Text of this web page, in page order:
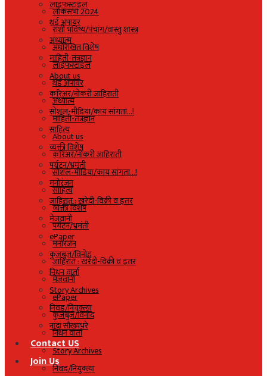
लाइफस्टाइल
थर्ड अंपायर
अध्यात्म
माहिती-तंत्रज्ञान
About us
करिअर/नोकरी जाहिराती
सोशल-मीडिया/काय सांगता…!
साहित्य
व्यक्ती विशेष
पर्यटन/भ्रमंती
मनोरंजन
जाहिरात : खरेदी-विक्री व इतर
मेजवानी
ePaper
कुजबुज/विनोद
निधन वार्ता
Story Archives
निवड/नियुक्त्या
नांदा सौख्यभरे
Contact US
Join Us
लोकसभा 2024
राशी भविष्य/पंचांग/वास्तु शास्त्र
अधोरेखित विशेष
लाइफस्टाइल
थर्ड अंपायर
अध्यात्म
माहिती-तंत्रज्ञान
About us
करिअर/नोकरी जाहिराती
सोशल-मीडिया/काय सांगता…!
साहित्य
व्यक्ती विशेष
पर्यटन/भ्रमंती
मनोरंजन
जाहिरात : खरेदी-विक्री व इतर
मेजवानी
ePaper
कुजबुज/विनोद
निधन वार्ता
Story Archives
निवड/नियुक्त्या